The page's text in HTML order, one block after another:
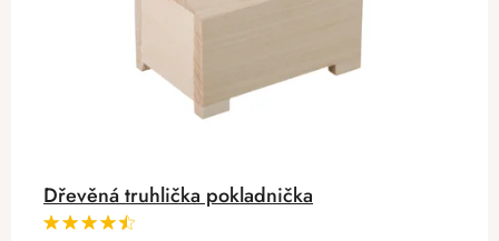
Dřevěná truhlička pokladnička